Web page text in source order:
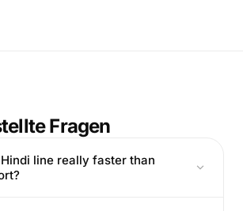
Fragen
line really faster than